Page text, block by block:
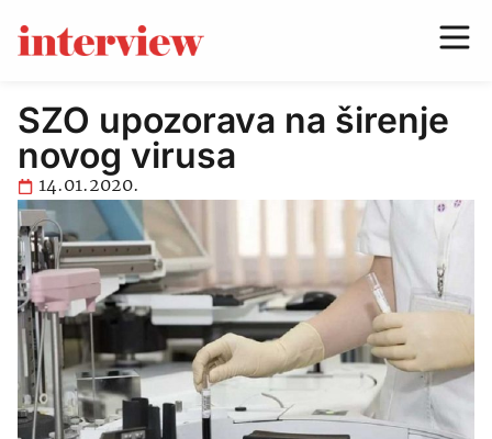
SZO upozorava na širenje
novog virusa
14.01.2020.